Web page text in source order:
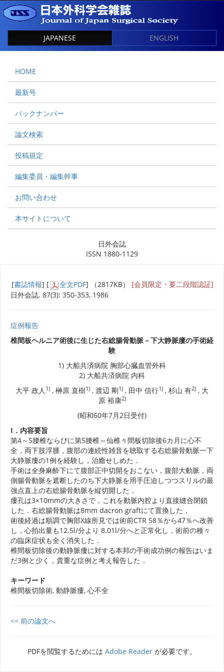
JAPANESE ENGLISH
HOME
最新号
バックナンバー
論文検索
投稿規定
編集委員・編集幹事
お問い合わせ
本サイトについて
日外会誌
ISSN 1880-1129
[書誌情報] [ 全文PDF] （2817KB） [会員限定・要二段階認証]
日外会誌. 87(3): 350-353, 1986
症例報告
椎間板ヘルニア術後に生じた右総腸骨動脈－下大静脈瘻の手術経
験
1) 大船共済病院 胸部心臓血管外科
2) 大船共済病院 内科
大平 政人 1) , 榊原 直樹1) , 渡辺 剛1) , 田中 信行1) , 杉山 有2) , 大
原 裕康2)
(昭和60年7月2日受付)
I．内容要旨
第4～5腰椎ならびに第5腰椎～仙椎々間板切除後6カ月に心不
全，両下肢浮腫，腹部の連続性雑音を聴取する右総腸骨動脈一下
大静脈瘻の1例を経験し，治癒せしめた．
手術は全身麻酔下にて腹部正中切開をおこない，腹部大動脈，両
側腸骨動脈を遮断したのち下大静脈を用手圧迫しつつスリルの最
強点直上の右総腸骨動脈を縦切開した．
瘻孔は3×10mmの大きさで，これを動脈内腔より直接縫合閉鎖
した．右総腸骨動脈は8mm dacron graftにて置換した．
術後経過は順調で胸部X線所見では術前CTR 58％から47％へ改善
し，心拍出量も12.5l/分より 8.01l/分へと正常化し，術前の種々
の臨床症状も全く消失した．
椎間板切除後の動静脈瘻に対する本邦の手術成功例の報告はいま
だ3例と少く，貴重な症例と考え報告した．
キーワード
椎間板切除術, 動静脈瘻, 心不全
<< 前の論文へ
PDFを閲覧するためには Adobe Reader が必要です。